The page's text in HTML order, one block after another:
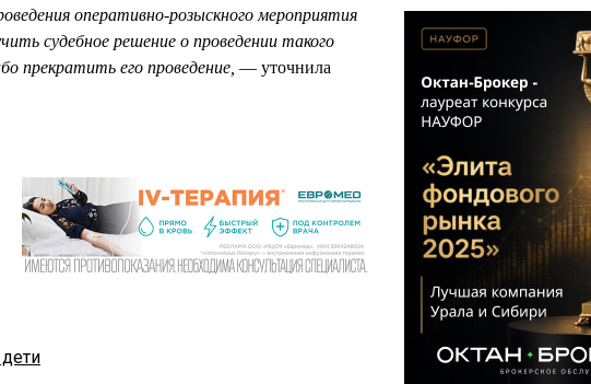
оперативно-розыскного мероприятия
судебное решение о проведении такого
прекратить его проведение, — уточнила